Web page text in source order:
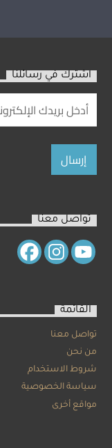
اشترك في رسائلنا
تواصل معنا
القائمة
تواصل معنا
من نحن
شروط الاستخدام
سياسة الخصوصية
مواقع أخرى